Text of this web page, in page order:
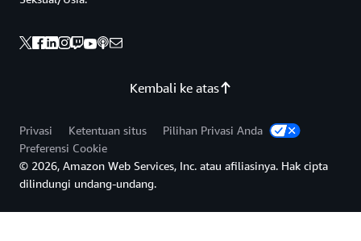
Kembali ke atas
Privasi Ketentuan situs
Pilihan Privasi Anda
Preferensi Cookie
© 2026, Amazon Web Services, Inc. atau afiliasinya. Hak cipta
dilindungi undang-undang.